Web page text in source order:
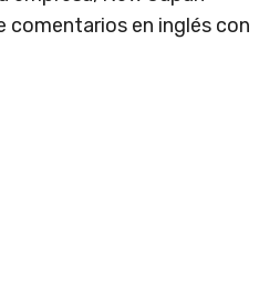
comentarios en inglés con